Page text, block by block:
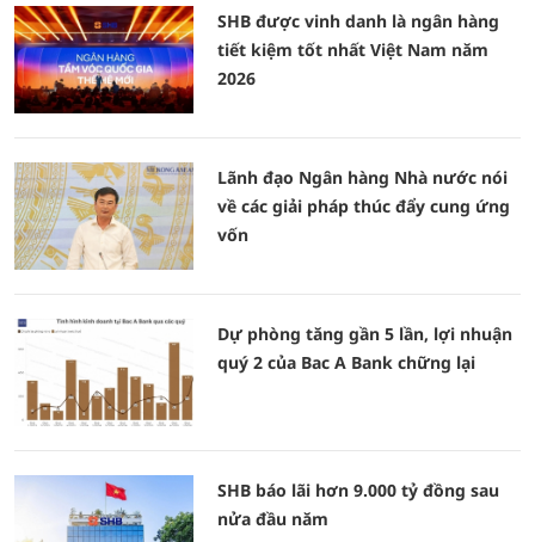
SHB được vinh danh là ngân hàng
tiết kiệm tốt nhất Việt Nam năm
2026
Lãnh đạo Ngân hàng Nhà nước nói
về các giải pháp thúc đẩy cung ứng
vốn
Dự phòng tăng gần 5 lần, lợi nhuận
quý 2 của Bac A Bank chững lại
SHB báo lãi hơn 9.000 tỷ đồng sau
nửa đầu năm